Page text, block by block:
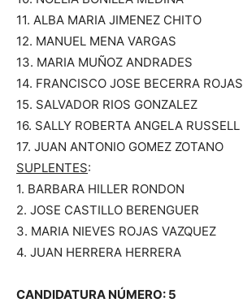
11. ALBA MARIA JIMENEZ CHITO
12. MANUEL MENA VARGAS
13. MARIA MUÑOZ ANDRADES
14. FRANCISCO JOSE BECERRA ROJAS
15. SALVADOR RIOS GONZALEZ
16. SALLY ROBERTA ANGELA RUSSELL
17. JUAN ANTONIO GOMEZ ZOTANO
SUPLENTES:
1. BARBARA HILLER RONDON
2. JOSE CASTILLO BERENGUER
3. MARIA NIEVES ROJAS VAZQUEZ
4. JUAN HERRERA HERRERA
CANDIDATURA NÚMERO: 5